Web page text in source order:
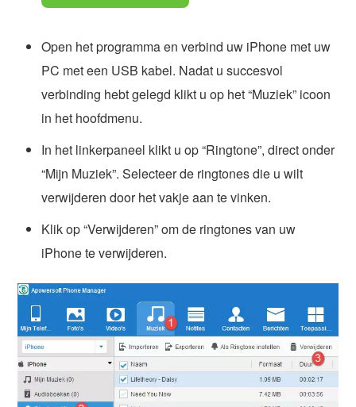
Open het programma en verbind uw iPhone met uw
PC met een USB kabel. Nadat u succesvol
verbinding hebt gelegd klikt u op het “Muziek” icoon
in het hoofdmenu.
In het linkerpaneel klikt u op “Ringtone”, direct onder
“Mijn Muziek”. Selecteer de ringtones die u wilt
verwijderen door het vakje aan te vinken.
Klik op “Verwijderen” om de ringtones van uw
iPhone te verwijderen.